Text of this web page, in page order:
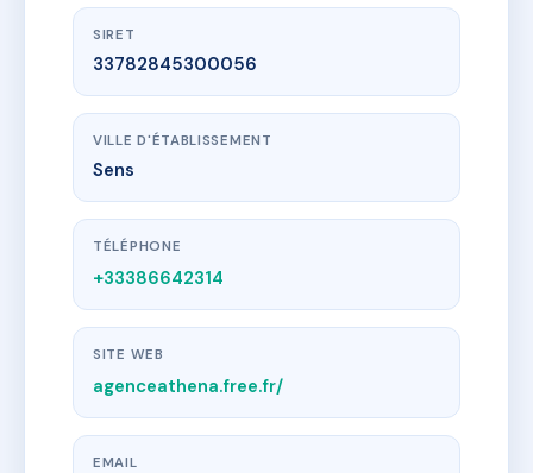
SIRET
33782845300056
VILLE D'ÉTABLISSEMENT
Sens
TÉLÉPHONE
+33386642314
SITE WEB
agenceathena.free.fr/
EMAIL